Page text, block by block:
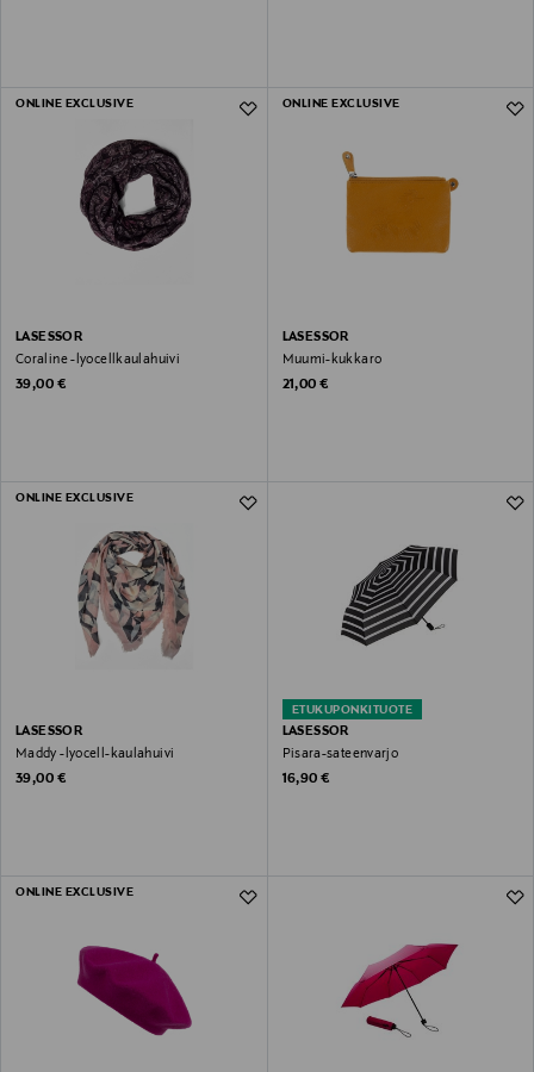
ONLINE EXCLUSIVE
LASESSOR
Coraline -lyocellkaulahuivi
Original Price
39,00 €
ONLINE EXCLUSIVE
LASESSOR
Muumi-kukkaro
Original Price
21,00 €
ONLINE EXCLUSIVE
LASESSOR
Maddy -lyocell-kaulahuivi
Original Price
39,00 €
ETUKUPONKITUOTE
LASESSOR
Pisara-sateenvarjo
Original Price
16,90 €
ONLINE EXCLUSIVE